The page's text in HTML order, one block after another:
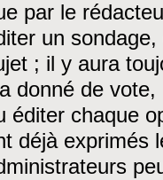
par le
un
; il y aura
donné de
éditer chaque
déjà exprimés